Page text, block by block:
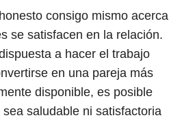
consigo mismo acerca
se satisfacen en la relación.
a hacer el trabajo
en una pareja más
disponible, es posible
saludable ni satisfactoria